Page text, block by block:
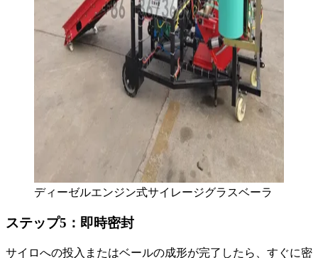
ディーゼルエンジン式サイレージグラスベーラ
ステップ5：即時密封
サイロへの投入またはベールの成形が完了したら、すぐに密